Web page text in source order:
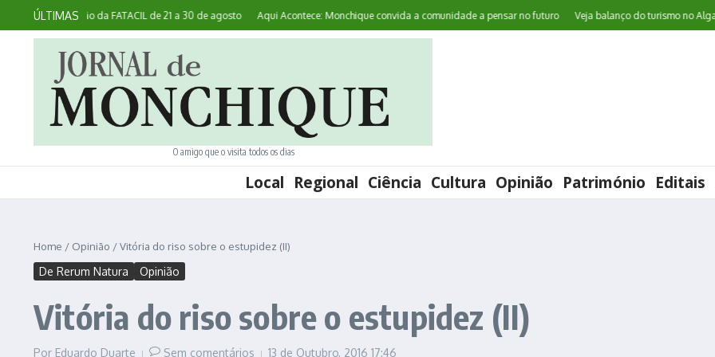
Ir para o conteúdo
ÚLTIMAS
45ª edição da FATACIL de 21 a 30 de agosto Aqui Acontece: Monchique convida a comunidade a pensar no futuro Veja balanço do turismo no Algarve
O amigo que o visita todos os dias
Local Regional Ciência Cultura Opinião Património Editais
Home / Opinião /Vitória do riso sobre o estupidez (II)
De Rerum Natura Opinião
Vitória do riso sobre o estupidez (II)
Por Eduardo Duarte Sem comentários 13 de Outubro, 2016 17:46